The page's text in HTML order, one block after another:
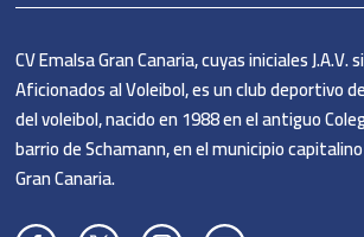
CV Emalsa Gran Canaria, cuyas iniciales J.A.V.
Aficionados al Voleibol, es un club deportivo
del voleibol, nacido en 1988 en el antiguo
barrio de Schamann, en el municipio
Gran Canaria.